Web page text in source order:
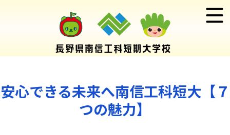
安心できる未来へ南信工科短大【７
つの魅力】